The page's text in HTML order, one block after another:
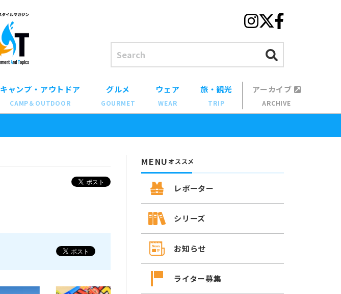
キャンプ・アウトドア
CAMP＆OUTDOOR
グルメ
GOURMET
ウェア
WEAR
旅・観光
TRIP
アーカイブ
ARCHIVE
MENUオススメ
レポーター
シリーズ
お知らせ
ライター募集